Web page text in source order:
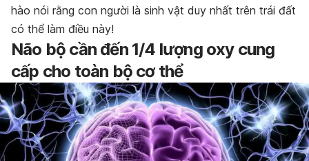
hào nói rằng con người là sinh vật duy nhất trên trái đất
có thể làm điều này!
Não bộ cần đến 1/4 lượng oxy cung
cấp cho toàn bộ cơ thể